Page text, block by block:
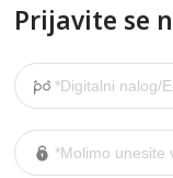
Prijavite se